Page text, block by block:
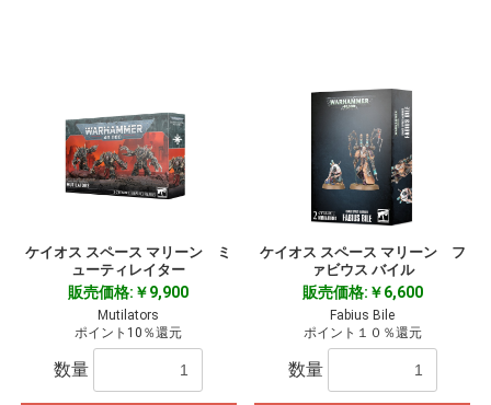
ケイオス スペース マリーン ミ
ューティレイター
販売価格:￥9,900
Mutilators
ポイント10％還元
数量
ケイオス スペース マリーン フ
ァビウス バイル
販売価格:￥6,600
Fabius Bile
ポイント１０％還元
数量